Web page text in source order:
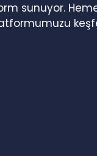
sunuyor.